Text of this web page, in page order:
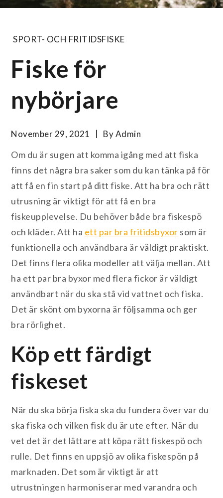
SPORT- OCH FRITIDSFISKE
Fiske för
nybörjare
November 29, 2021 ByAdmin
Om du är sugen att komma igång med att fiska
finns det några bra saker som du kan tänka på för
att få en fin start på ditt fiske. Att ha bra och rätt
utrusning är viktigt för att få en bra
fiskeupplevelse. Du behöver både bra fiskespö
och kläder. Att ha ett par bra fritidsbyxor som är
funktionella och användbara är väldigt praktiskt.
Det finns flera olika modeller att välja mellan. Att
ha ett par bra byxor med flera fickor är väldigt
användbart när du ska stå vid vattnet och fiska.
Det är skönt om byxorna är följsamma och ger
bra rörlighet.
Köp ett färdigt
fiskeset
När du ska börja fiska ska du fundera över var du
ska fiska och vilken fisk du är ute efter. När du
vet det är det lättare att köpa rätt fiskespö och
rulle. Det finns en uppsjö av olika fiskespön på
marknaden. Det som är viktigt är att
utrustningen harmoniserar med varandra och